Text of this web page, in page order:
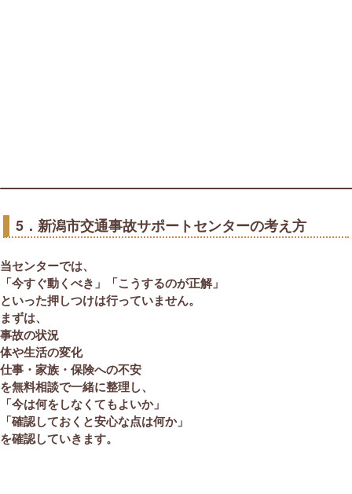
5．新潟市交通事故サポートセンターの考え方
当センターでは、
「今すぐ動くべき」「こうするのが正解」
といった押しつけは行っていません。
まずは、
事故の状況
体や生活の変化
仕事・家族・保険への不安
を無料相談で一緒に整理し、
「今は何をしなくてもよいか」
「確認しておくと安心な点は何か」
を確認していきます。